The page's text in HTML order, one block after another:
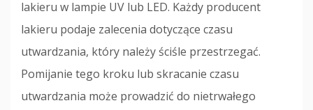
lakieru w lampie UV lub LED. Każdy producent
lakieru podaje zalecenia dotyczące czasu
utwardzania, który należy ściśle przestrzegać.
Pomijanie tego kroku lub skracanie czasu
utwardzania może prowadzić do nietrwałego